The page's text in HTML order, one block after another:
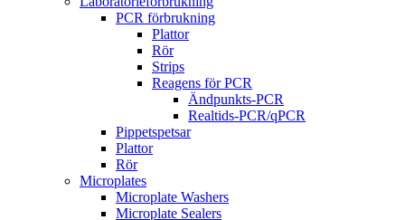
PCR förbrukning
Plattor
Rör
Strips
Reagens för PCR
Ändpunkts-PCR
Realtids-PCR/qPCR
Pippetspetsar
Plattor
Rör
Microplates
Microplate Washers
Microplate Sealers